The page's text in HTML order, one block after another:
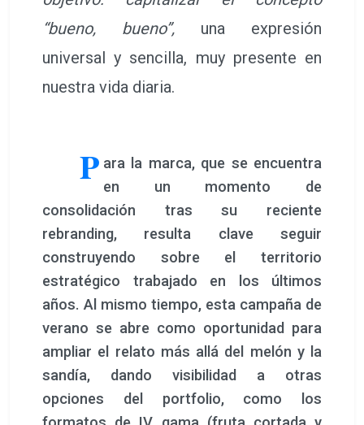
“bueno, bueno”, una expresión
universal y sencilla, muy presente en
nuestra vida diaria.
P ara la marca, que se encuentra
en un momento de
consolidación tras su reciente
rebranding, resulta clave seguir
construyendo sobre el territorio
estratégico trabajado en los últimos
años. Al mismo tiempo, esta campaña de
verano se abre como oportunidad para
ampliar el relato más allá del melón y la
sandía, dando visibilidad a otras
opciones del portfolio, como los